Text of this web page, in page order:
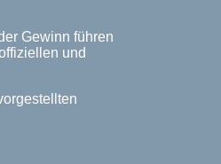
Gewinn führen
und